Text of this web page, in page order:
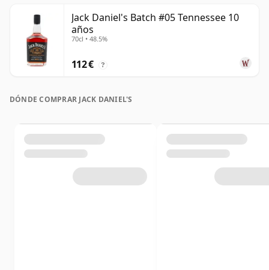
Jack Daniel's Batch #05 Tennessee 10
años
70cl • 48.5%
112 € ?
DÓNDE COMPRAR JACK DANIEL'S